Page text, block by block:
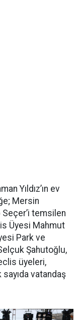
Yıldız’ın ev
Mersin
Seçer’i temsilen
Üyesi Mahmut
Park ve
Şahutoğlu,
üyeleri,
vatandaş